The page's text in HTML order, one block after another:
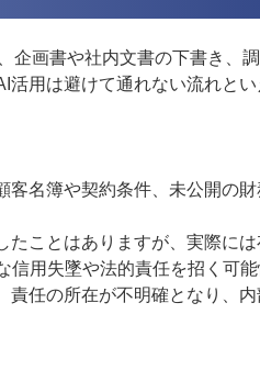
画書や社内文書の下書き、
用は避けて通れない流れと
名簿や契約条件、未公開の
ことはありますが、実際には
用失墜や法的責任を招く可能
任の所在が不明確となり、